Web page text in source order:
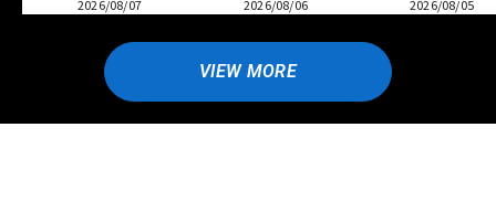
2026/08/07
2026/08/06
2026/08/05
VIEW MORE